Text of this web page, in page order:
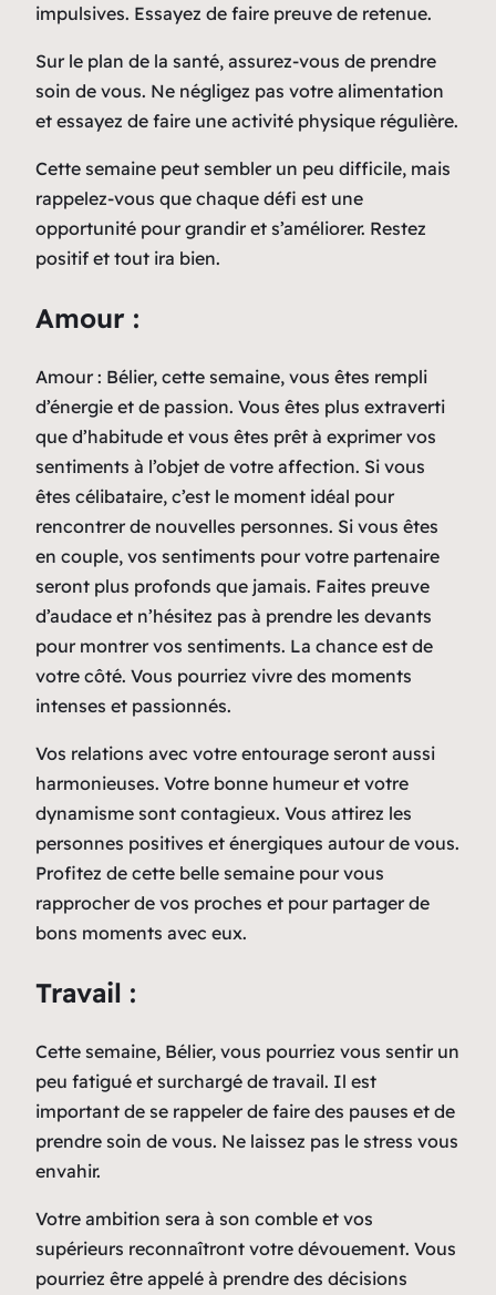
impulsives. Essayez de faire preuve de retenue.
Sur le plan de la santé, assurez-vous de prendre
soin de vous. Ne négligez pas votre alimentation
et essayez de faire une activité physique régulière.
Cette semaine peut sembler un peu difficile, mais
rappelez-vous que chaque défi est une
opportunité pour grandir et s’améliorer. Restez
positif et tout ira bien.
Amour :
Amour : Bélier, cette semaine, vous êtes rempli
d’énergie et de passion. Vous êtes plus extraverti
que d’habitude et vous êtes prêt à exprimer vos
sentiments à l’objet de votre affection. Si vous
êtes célibataire, c’est le moment idéal pour
rencontrer de nouvelles personnes. Si vous êtes
en couple, vos sentiments pour votre partenaire
seront plus profonds que jamais. Faites preuve
d’audace et n’hésitez pas à prendre les devants
pour montrer vos sentiments. La chance est de
votre côté. Vous pourriez vivre des moments
intenses et passionnés.
Vos relations avec votre entourage seront aussi
harmonieuses. Votre bonne humeur et votre
dynamisme sont contagieux. Vous attirez les
personnes positives et énergiques autour de vous.
Profitez de cette belle semaine pour vous
rapprocher de vos proches et pour partager de
bons moments avec eux.
Travail :
Cette semaine, Bélier, vous pourriez vous sentir un
peu fatigué et surchargé de travail. Il est
important de se rappeler de faire des pauses et de
prendre soin de vous. Ne laissez pas le stress vous
envahir.
Votre ambition sera à son comble et vos
supérieurs reconnaîtront votre dévouement. Vous
pourriez être appelé à prendre des décisions